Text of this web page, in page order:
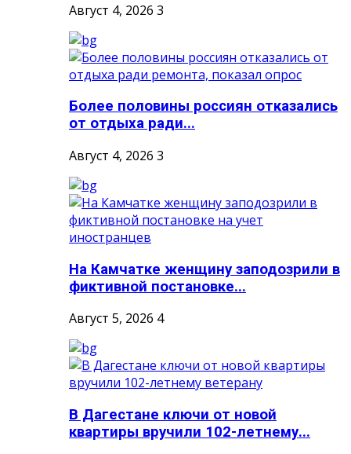
Август 4, 2026 3
Более половины россиян отказались
от отдыха ради...
Август 4, 2026 3
На Камчатке женщину заподозрили в
фиктивной постановке...
Август 5, 2026 4
В Дагестане ключи от новой
квартиры вручили 102-летнему...